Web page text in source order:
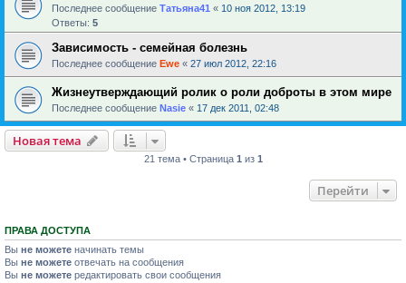
Последнее сообщение Татьяна41 « 10 ноя 2012, 13:19
Ответы: 5
Зависимость - семейная болезнь
Последнее сообщение Ewe « 27 июл 2012, 22:16
Жизнеутверждающий ролик о роли доброты в этом мире
Последнее сообщение Nasie « 17 дек 2011, 02:48
Новая тема
21 тема • Страница 1 из 1
Перейти
ПРАВА ДОСТУПА
Вы не можете начинать темы
Вы не можете отвечать на сообщения
Вы не можете редактировать свои сообщения